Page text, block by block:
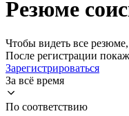
Резюме
Чтобы видеть все резюме,
После регистрации
Зарегистрироваться
За всё время
По соответствию